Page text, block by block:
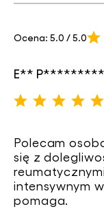
Ocena: 5.0 / 5.0
E** P*********
Polecam
się z
intensywnym
pomaga.